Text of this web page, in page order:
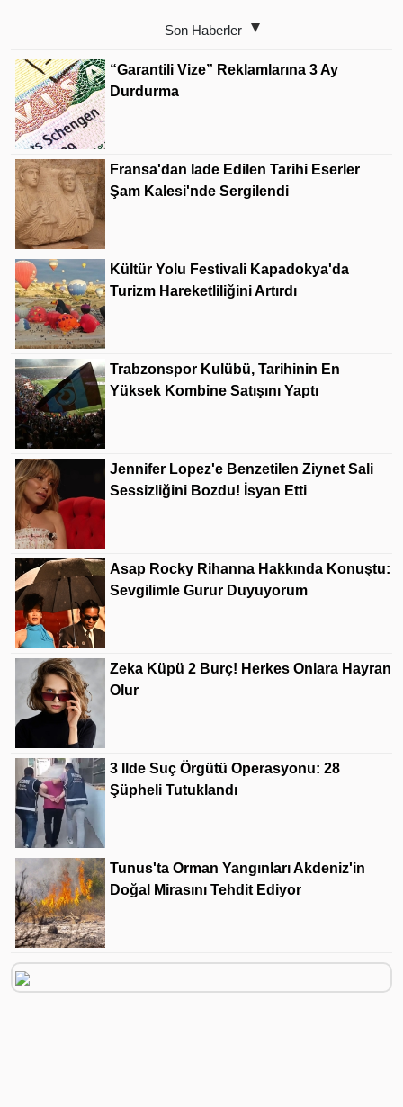
Son Haberler
“Garantili Vize” Reklamlarına 3 Ay
Durdurma
Fransa'dan Iade Edilen Tarihi Eserler
Şam Kalesi'nde Sergilendi
Kültür Yolu Festivali Kapadokya'da
Turizm Hareketliliğini Artırdı
Trabzonspor Kulübü, Tarihinin En
Yüksek Kombine Satışını Yaptı
Jennifer Lopez'e Benzetilen Ziynet Sali
Sessizliğini Bozdu! İsyan Etti
Asap Rocky Rihanna Hakkında Konuştu:
Sevgilimle Gurur Duyuyorum
Zeka Küpü 2 Burç! Herkes Onlara Hayran
Olur
3 Ilde Suç Örgütü Operasyonu: 28
Şüpheli Tutuklandı
Tunus'ta Orman Yangınları Akdeniz'in
Doğal Mirasını Tehdit Ediyor